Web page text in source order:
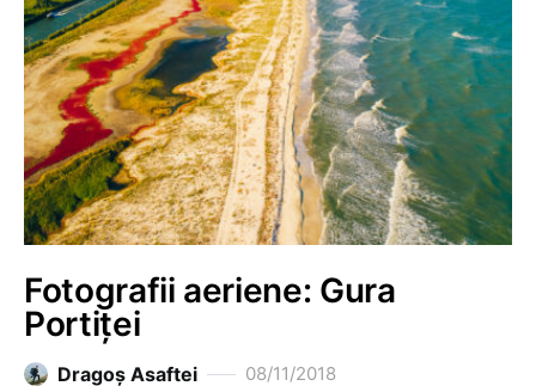
Fotografii aeriene: Gura
Portiței
Dragoş Asaftei 08/11/2018